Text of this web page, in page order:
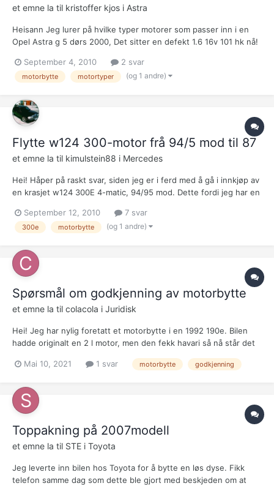
et emne la til kristoffer kjos i Astra
Heisann Jeg lurer på hvilke typer motorer som passer inn i en
Opel Astra g 5 dørs 2000, Det sitter en defekt 1.6 16v 101 hk nå!
September 4, 2010
2 svar
motorbytte motortyper (og 1 andre)
Flytte w124 300-motor frå 94/5 mod til 87
et emne la til kimulstein88 i Mercedes
Hei! Håper på raskt svar, siden jeg er i ferd med å gå i innkjøp av
en krasjet w124 300E 4-matic, 94/95 mod. Dette fordi jeg har en
skiftet til 2,6 grunnet motorras maange år siden). Lurer på om
jeg kommer til å støte på noen problem her,...
September 12, 2010 7 svar
300e motorbytte (og 1 andre)
Spørsmål om godkjenning av motorbytte
et emne la til colacola i Juridisk
Hei! Jeg har nylig foretatt et motorbytte i en 1992 190e. Bilen
hadde originalt en 2 l motor, men den fekk havari så nå står det
om det i det hele tatt vil bli godkjent siden motoren er eldre en
Mai 10, 2021 1 svar motorbytte godkjenning
Toppakning på 2007modell
et emne la til STE i Toyota
Jeg leverte inn bilen hos Toyota for å bytte en løs dyse. Fikk
telefon samme dag som dette ble gjort med beskjeden om at